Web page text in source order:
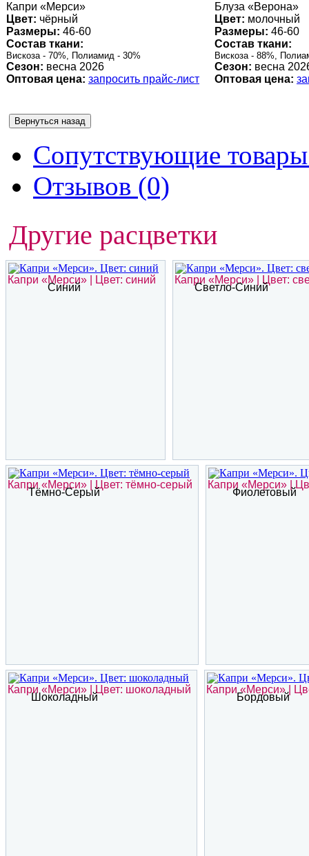
Капри «Мерси»
Цвет: чёрный
Размеры: 46-60
Состав ткани:
Вискоза - 70%, Полиамид - 30%
Сезон: весна 2026
Оптовая цена: запросить прайс-лист
Блуза «Верона»
Цвет: молочный
Размеры: 46-60
Состав ткани:
Вискоза - 88%,
Сезон: весна
Оптовая цена:
Сопутствующие
Отзывов (0)
Другие расцветки
Капри «Мерси» | Цвет: синий
Синий
Капри «Мерси» | Цвет:
Светло-Синий
Капри «Мерси» | Цвет: тёмно-серый
Тёмно-Серый
Капри «Мерси» |
Фиолетовый
Капри «Мерси» | Цвет: шоколадный
Шоколадный
Капри «Мерси» |
Бордовый